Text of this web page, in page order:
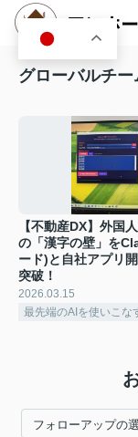
グローバルチ
【不動産DX】外国
の「漢字の壁」を
ード)と自社アプリ
突破！
2026.03.15
フォローアップの